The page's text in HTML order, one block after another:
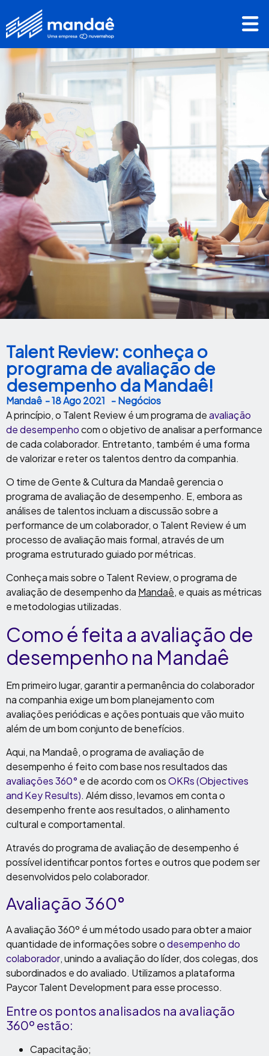
Talent Review: conheça o
programa de avaliação de
desempenho da Mandaê!
Mandaê -18 Ago 2021 - Negócios
A princípio, o Talent Review é um programa deavaliação
de desempenhocom o objetivo de analisar a performance
de cada colaborador. Entretanto, também é uma forma
de valorizar e reter os talentos dentro da companhia.
O time de Gente & Cultura da Mandaê gerencia o
programa de avaliação de desempenho. E, embora as
análises de talentos incluam a discussão sobre a
performance de um colaborador, o Talent Review é um
processo de avaliação mais formal, através de um
programa estruturado guiado por métricas.
Conheça mais sobre o Talent Review, o programa de
avaliação de desempenho da Mandaê, e quais as métricas
e metodologias utilizadas.
Como é feita a avaliação de
desempenho na Mandaê
Em primeiro lugar, garantir a permanência do colaborador
na companhia exige um bom planejamento com
avaliações periódicas e ações pontuais que vão muito
além de um bom conjunto de benefícios.
Aqui, na Mandaê, o programa de avaliação de
desempenho é feito com base nos resultados das
avaliações 360° e de acordo com osOKRs (Objectives
and Key Results). Além disso, levamos em conta o
desempenho frente aos resultados, o alinhamento
cultural e comportamental.
Através do programa de avaliação de desempenho é
possível identificar pontos fortes e outros que podem ser
desenvolvidos pelo colaborador.
Avaliação 360°
A avaliação 360º é um método usado para obter a maior
quantidade de informações sobre odesempenho do
colaborador, unindo a avaliação do líder, dos colegas, dos
subordinados e do avaliado. Utilizamos a plataforma
Paycor Talent Development para esse processo.
Entre os pontos analisados na avaliação
360º estão:
Capacitação;